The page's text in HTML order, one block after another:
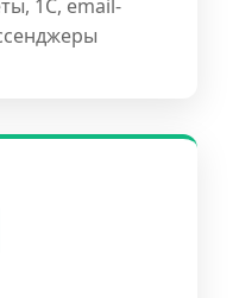
1С, email-